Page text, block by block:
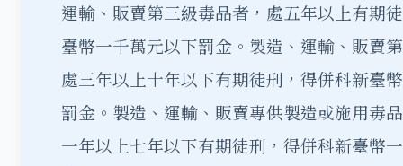
運輸、販賣第三級毒品者，處五年以上有期
臺幣一千萬元以下罰金。製造、運輸、販賣
處三年以上十年以下有期徒刑，得併科新臺
罰金。製造、運輸、販賣專供製造或施用毒
一年以上七年以下有期徒刑，得併科新臺幣